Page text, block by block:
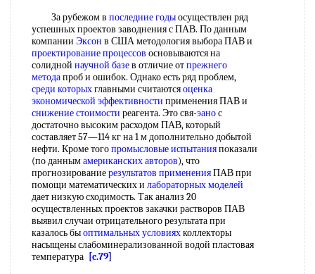
За рубежом в последние годыосуществлен ряд
успешных проектов заводнения с ПАВ. По данным
компании Эксон в США методология выбора ПАВ и
проектирование процессов основываются на
солидной научной базев отличие отпрежнего
методапроб и ошибок. Однако есть ряд проблем,
среди которыхглавными считаютсяоценка
экономической эффективности применения ПАВ и
снижение стоимости реагента. Это свя-эанос
достаточно высоким расходом ПАВ, который
составляет 57—114 кг на 1 м дополнительно добытой
нефти. Кроме тогопромысловые испытанияпоказали
(по даннымамериканских авторов), что
прогнозированиерезультатов примененияПАВ при
помощи математических и лабораторных моделей
дает низкую сходимость. Так анализ 20
осуществленных проектов закачки растворов ПАВ
выявил случаи отрицательного результата при
казалось быоптимальных условияхколлекторы
насыщены слабоминерализованной водой пластовая
температура [c.79]